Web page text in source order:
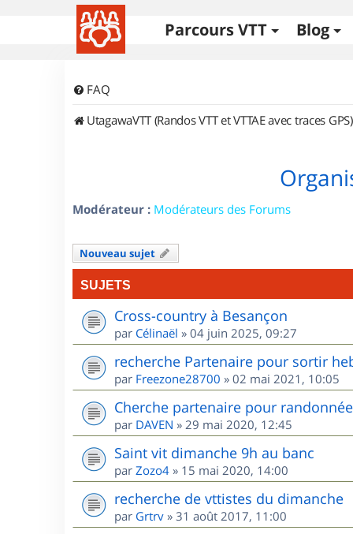
Parcours VTT Blog
FAQ
UtagawaVTT (Randos VTT et VTTAE avec traces GPS)
Modérateur : Modérateurs des Forums
Nouveau sujet
SUJETS
Cross-country à Besançon
par Célinaël » 04 juin 2025, 09:27
recherche Partenaire pour sortir
par Freezone28700 » 02 mai 2021, 10:05
Cherche partenaire pour
par DAVEN » 29 mai 2020, 12:45
Saint vit dimanche 9h au banc
par Zozo4 » 15 mai 2020, 14:00
recherche de vttistes du dimanche
par Grtrv » 31 août 2017, 11:00